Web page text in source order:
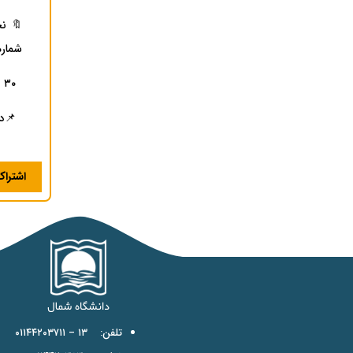
🔖
شماره
۳۰ درصد تخفیف شهریه برای تمام شرکت کنندگان
تلفن: ۱۳ – ۰۱۱۴۴۲۰۳۷۱۱